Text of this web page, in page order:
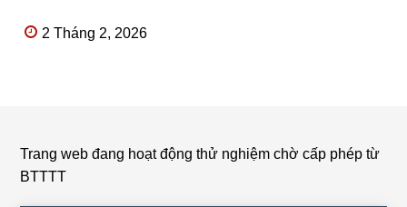
2 Tháng 2, 2026
Footer
Trang web đang hoạt động thử nghiệm chờ cấp phép từ
BTTTT